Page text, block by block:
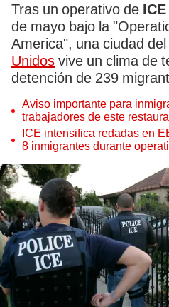
Tras un operativo de ICE
de mayo bajo la
America", una ciudad
Unidos vive un clima de
detención de 239
Aviso importante para
trabajadores de este
prevenir una redada de ICE
ICE intensifica redadas en
8 inmigrantes durante